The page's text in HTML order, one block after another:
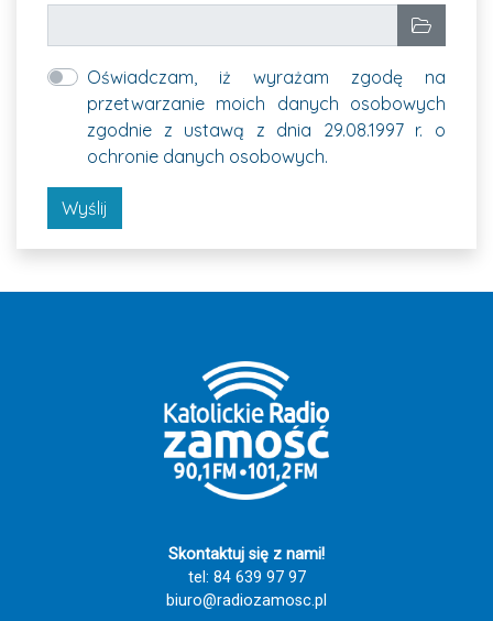
Wybierz
Oświadczam, iż wyrażam zgodę na
przetwarzanie moich danych osobowych
zgodnie z ustawą z dnia 29.08.1997 r. o
ochronie danych osobowych.
Wyślij
Skontaktuj się z nami!
tel: 84 639 97 97
biuro@radiozamosc.pl